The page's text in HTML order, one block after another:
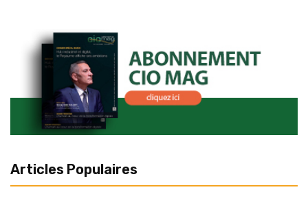
Articles Populaires